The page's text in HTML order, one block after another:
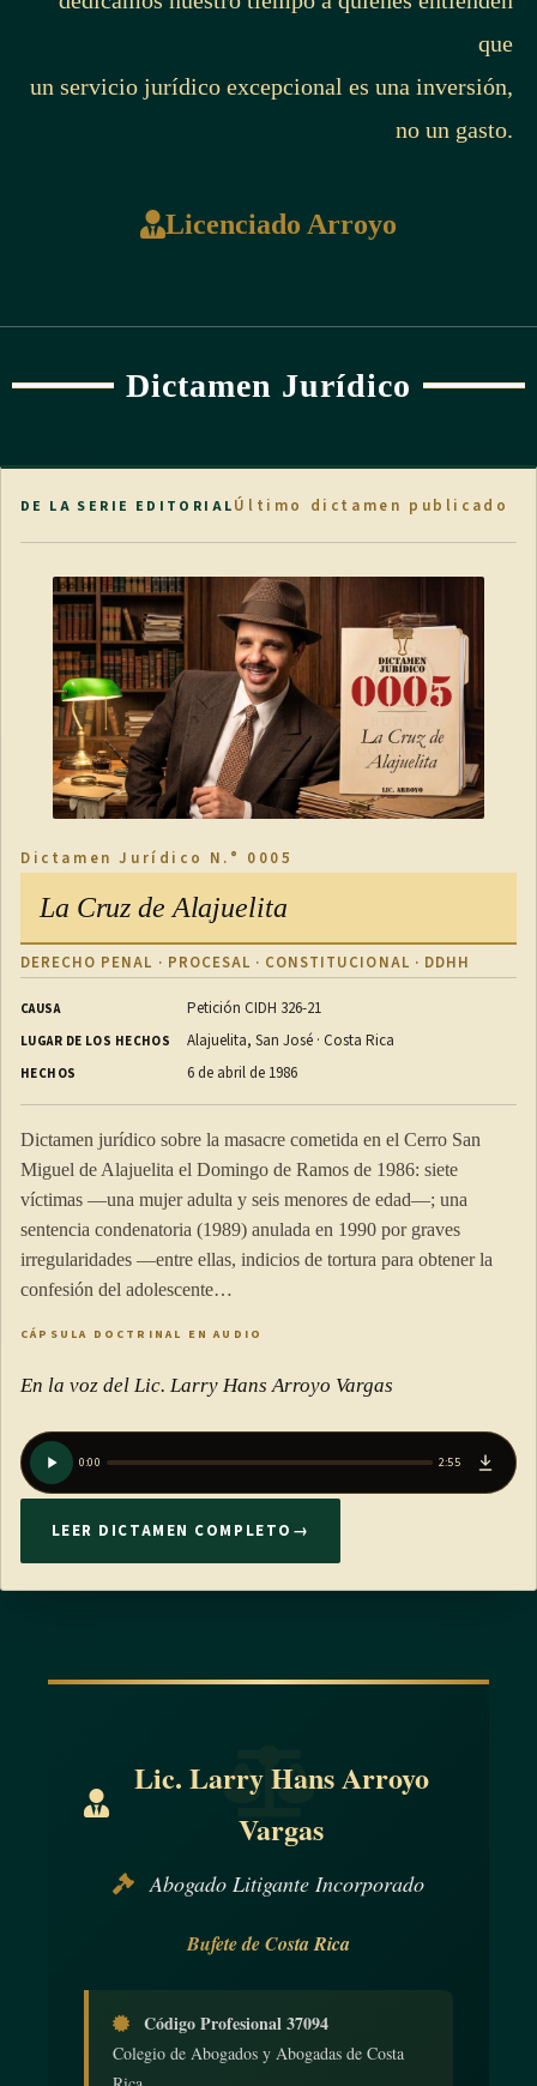
que
un servicio jurídico excepcional es una inversión,
no un gasto.
Licenciado Arroyo
Dictamen Jurídico
DE LA SERIE EDITORIALÚltimo dictamen publicado
Dictamen Jurídico N.° 0005
La Cruz de Alajuelita
DERECHO PENAL · PROCESAL · CONSTITUCIONAL · DDHH
CAUSA Petición CIDH 326-21
LUGAR DE LOS HECHOS Alajuelita, San José · Costa Rica
HECHOS 6 de abril de 1986
Dictamen jurídico sobre la masacre cometida en el Cerro San
Miguel de Alajuelita el Domingo de Ramos de 1986: siete
víctimas —una mujer adulta y seis menores de edad—; una
sentencia condenatoria (1989) anulada en 1990 por graves
irregularidades —entre ellas, indicios de tortura para obtener la
confesión del adolescente…
CÁPSULA DOCTRINAL EN AUDIO
En la voz del Lic. Larry Hans Arroyo Vargas
0:00 2:55
LEER DICTAMEN COMPLETO →
Lic. Larry Hans Arroyo
Vargas
Abogado Litigante Incorporado
Bufete de Costa Rica
Código Profesional 37094
Colegio de Abogados y Abogadas de Costa